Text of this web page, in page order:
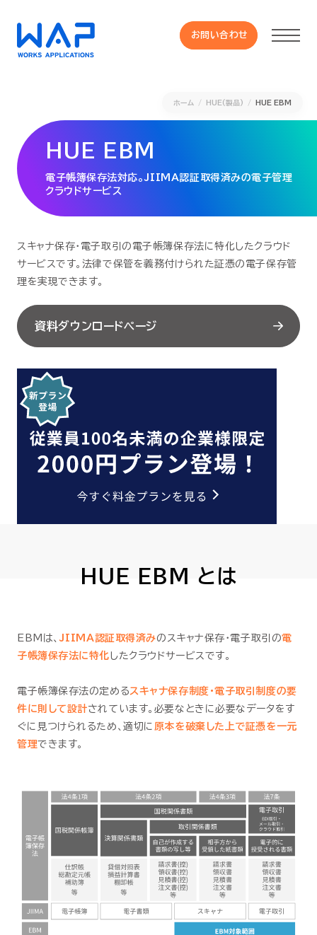
お問い合わせ
HUE 機能一覧
サービス
OXYGラインナップ
事例
セミナー
お役立ち情報
採用
会社情報
EN
ホーム HUE(製品) HUE EBM
HUE EBM
電子帳簿保存法対応。JIIMA認証取得済みの電子管理
クラウドサービス
スキャナ保存・電子取引の電子帳簿保存法に特化したクラウド
サービスです。法律で保管を義務付けられた証憑の電子保存管
理を実現できます。
資料ダウンロードページ
HUE EBM とは
EBMは、JIIMA認証取得済みのスキャナ保存・電子取引の電
子帳簿保存法に特化 したクラウドサービスです。
電子帳簿保存法の定めるスキャナ保存制度・電子取引制度の要
件に則して設計されています。必要なときに必要なデータをす
ぐに見つけられるため、適切に 原本を破棄した上で証憑を一元
管理できます。
お問い合わせ